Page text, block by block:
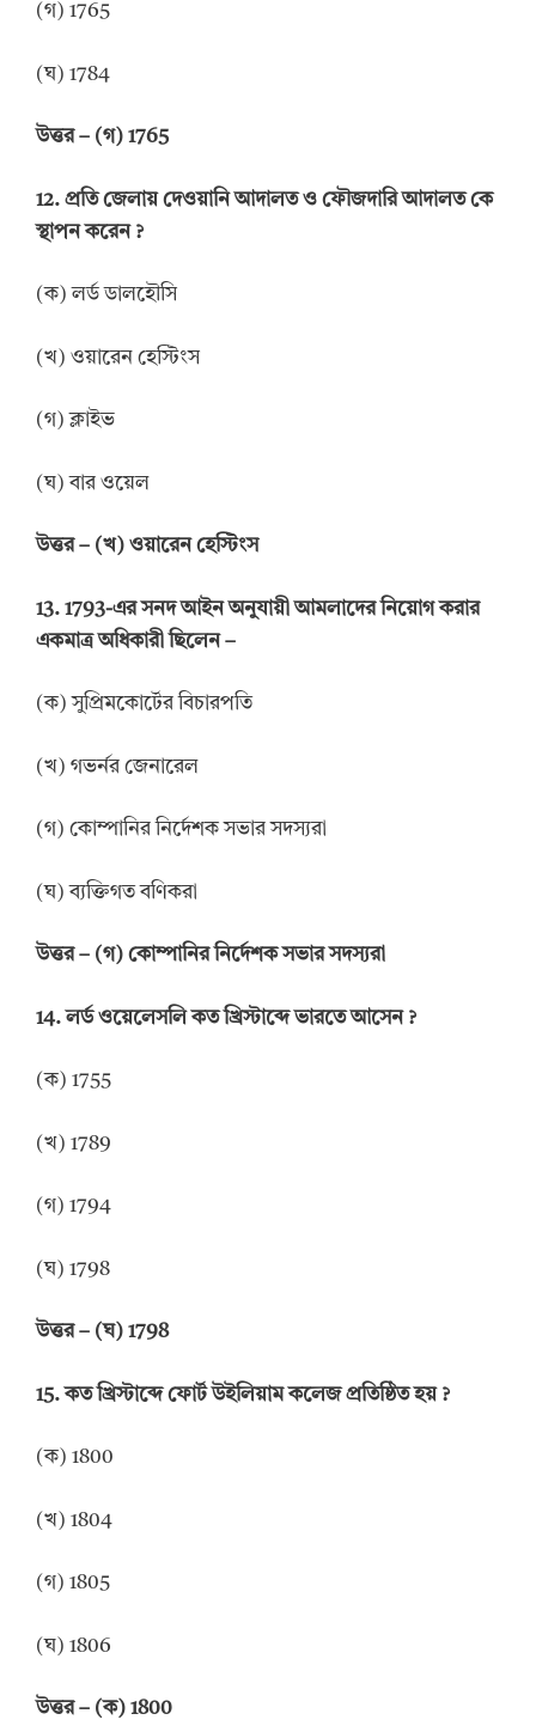
(গ) 1765
(ঘ) 1784
উত্তর– (গ) 1765
12. প্রতি জেলায় দেওয়ানি আদালত ও ফৌজদারি আদালত কে
স্থাপন করেন ?
(ক) লর্ড ডালহৌসি
(খ) ওয়ারেন হেস্টিংস
(গ) ক্লাইভ
(ঘ) বার ওয়েল
উত্তর– (খ) ওয়ারেন হেস্টিংস
13. 1793-এর সনদ আইন অনুযায়ী আমলাদের নিয়োগ করার
একমাত্র অধিকারী ছিলেন–
(ক) সুপ্রিমকোর্টের বিচারপতি
(খ) গভর্নর জেনারেল
(গ) কোম্পানির নির্দেশক সভার সদস্যরা
(ঘ) ব্যক্তিগত বণিকরা
উত্তর– (গ) কোম্পানির নির্দেশক সভার সদস্যরা
14.লর্ড ওয়েলেসলি কত খ্রিস্টাব্দে ভারতে আসেন ?
(ক) 1755
(খ) 1789
(গ) 1794
(ঘ) 1798
উত্তর– (ঘ) 1798
15.কত খ্রিস্টাব্দে ফোর্ট উইলিয়াম কলেজ প্রতিষ্ঠিত হয় ?
(ক) 1800
(খ) 1804
(গ) 1805
(ঘ) 1806
উত্তর– (ক) 1800